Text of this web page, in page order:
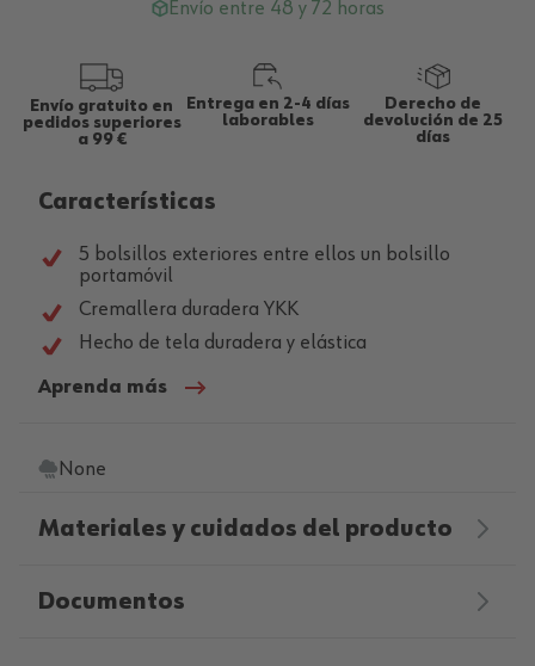
Envío entre 48 y 72 horas
Envío gratuito en
pedidos superiores
a 99 €
Entrega en 2-4 días
laborables
Derecho de
devolución de 25
días
Características
5 bolsillos exteriores entre ellos un bolsillo
portamóvil
Cremallera duradera YKK
Hecho de tela duradera y elástica
Aprenda más
None
Materiales y cuidados del producto
Documentos